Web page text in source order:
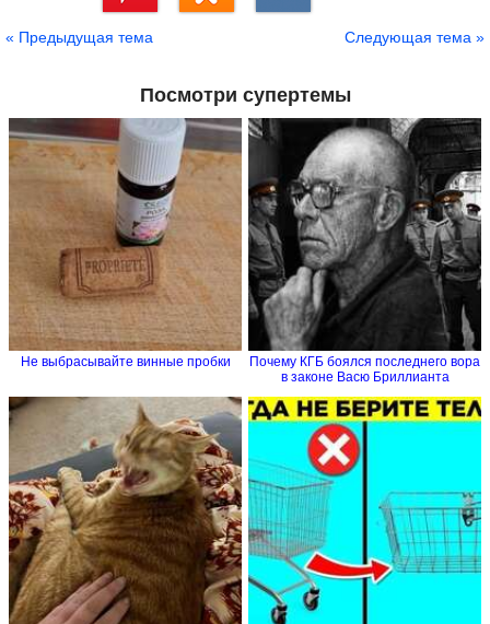
« Предыдущая тема Следующая тема »
Посмотри супертемы
Не выбрасывайте винные пробки
Почему КГБ боялся последнего вора
в законе Васю Бриллианта